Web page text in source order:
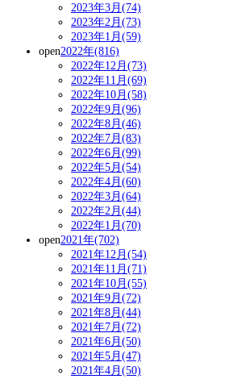
2023年3月(74)
2023年2月(73)
2023年1月(59)
open2022年(816)
2022年12月(73)
2022年11月(69)
2022年10月(58)
2022年9月(96)
2022年8月(46)
2022年7月(83)
2022年6月(99)
2022年5月(54)
2022年4月(60)
2022年3月(64)
2022年2月(44)
2022年1月(70)
open2021年(702)
2021年12月(54)
2021年11月(71)
2021年10月(55)
2021年9月(72)
2021年8月(44)
2021年7月(72)
2021年6月(50)
2021年5月(47)
2021年4月(50)